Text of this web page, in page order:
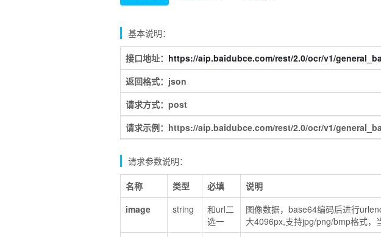
基本说明：
接口地址： https://aip.baidubce.com/rest/2.0/ocr/v1/
返回格式：json
请求方式：post
请求示例：https://aip.baidubce.com/rest/2.0/ocr/v1/
请求参数说明：
名称 类型 必填
说明
image
string
和url二
选一
图像数据，base64编码后进行
大4096px,支持jpg/png/bmp格式，